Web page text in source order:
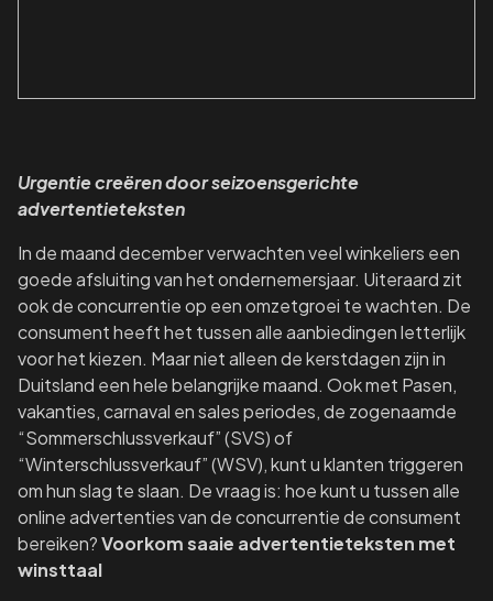
Urgentie creëren door seizoensgerichte
advertentieteksten
In de maand december verwachten veel winkeliers een
goede afsluiting van het ondernemersjaar. Uiteraard zit
ook de concurrentie op een omzetgroei te wachten. De
consument heeft het tussen alle aanbiedingen letterlijk
voor het kiezen. Maar niet alleen de kerstdagen zijn in
Duitsland een hele belangrijke maand. Ook met Pasen,
vakanties, carnaval en sales periodes, de zogenaamde
“Sommerschlussverkauf” (SVS) of
“Winterschlussverkauf” (WSV), kunt u klanten triggeren
om hun slag te slaan. De vraag is: hoe kunt u tussen alle
online advertenties van de concurrentie de consument
bereiken?Voorkom saaie advertentieteksten met
winsttaal